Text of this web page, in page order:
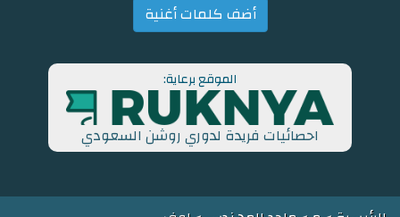
أضف كلمات أغنية
الموقع برعاية:
احصائيات فريدة لدوري روشن السعودي